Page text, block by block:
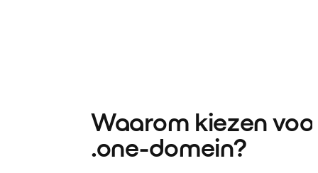
Waarom kiezen
.one-domein?